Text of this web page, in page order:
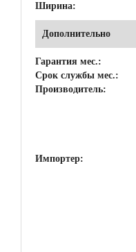
Ширина:
Дополнительно
Гарантия мес.:
Срок службы мес.:
Производитель:
Импортер: